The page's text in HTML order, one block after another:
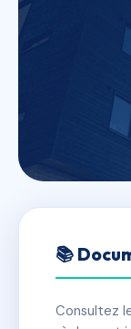
✓ Immatriculée
📚
Consultez